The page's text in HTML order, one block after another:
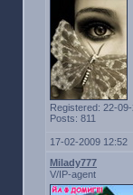
Registered: 22-
Posts: 811
17-02-2009 12:52
Milady777
V/IP-agent